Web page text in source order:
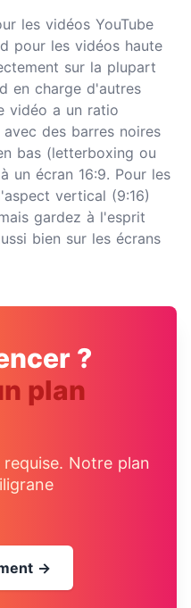
les vidéos YouTube
pour les vidéos haute
sur la plupart
en charge d'autres
vidéo a un ratio
des barres noires
bas (letterboxing ou
un écran 16:9. Pour les
vertical (9:16)
gardez à l'esprit
bien sur les écrans
?
plan
Notre plan
→